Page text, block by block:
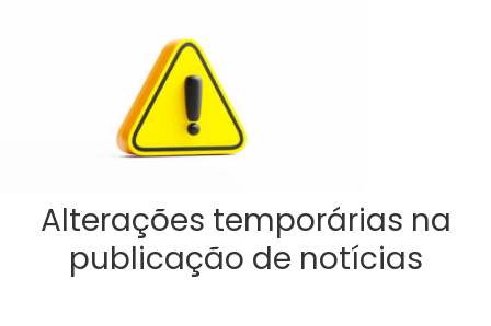
Alterações temporárias na
publicação de notícias